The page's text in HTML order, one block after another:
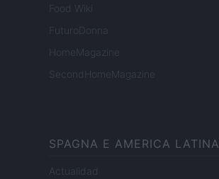
Food Wiki
FuturoDonna
HomeMagazine
SecondHomeMagazine
SPAGNA E AMERICA LATINA
Actualidad